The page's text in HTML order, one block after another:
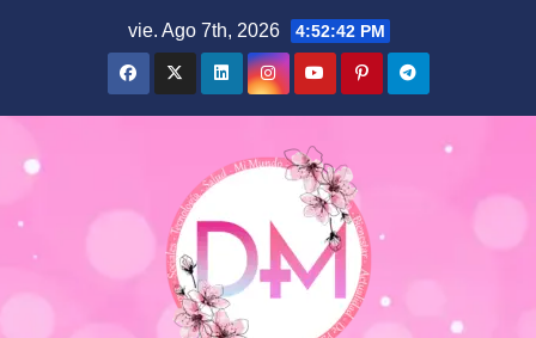
vie. Ago 7th, 2026 4:52:44 PM